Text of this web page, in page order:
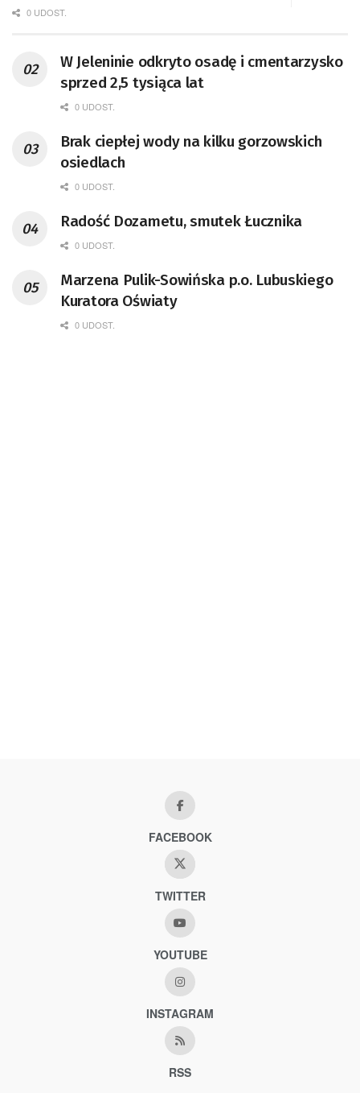
0 UDOST.
W Jeleninie odkryto osadę i cmentarzysko
sprzed 2,5 tysiąca lat
0 UDOST.
Brak ciepłej wody na kilku gorzowskich
osiedlach
0 UDOST.
Radość Dozametu, smutek Łucznika
0 UDOST.
Marzena Pulik-Sowińska p.o. Lubuskiego
Kuratora Oświaty
0 UDOST.
FACEBOOK
TWITTER
YOUTUBE
INSTAGRAM
RSS